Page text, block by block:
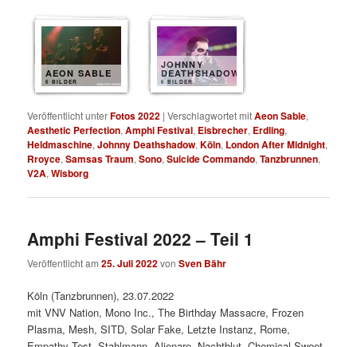
AEON SABLE
6 BILDER
JOHNNY
DEATHSHADOW
6 BILDER
Veröffentlicht unterFotos 2022 |Verschlagwortet mitAeon Sable,
Aesthetic Perfection,Amphi Festival, Eisbrecher, Erdling,
Heldmaschine,Johnny Deathshadow,Köln, London After Midnight,
Rroyce,Samsas Traum,Sono,Suicide Commando,Tanzbrunnen,
V2A,Wisborg
Amphi Festival 2022 – Teil 1
Veröffentlicht am25. Juli 2022vonSven Bähr
Köln (Tanzbrunnen), 23.07.2022
mit VNV Nation, Mono Inc., The Birthday Massacre, Frozen
Plasma, Mesh, SITD, Solar Fake, Letzte Instanz, Rome,